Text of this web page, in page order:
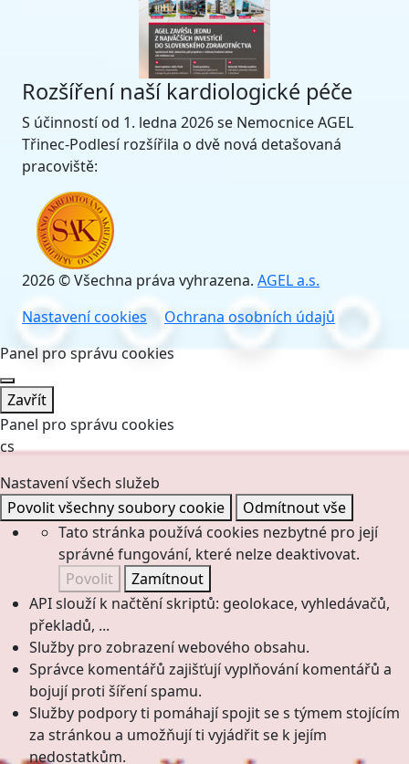
Rozšíření naší kardiologické péče
S účinností od 1. ledna 2026 se Nemocnice AGEL
Třinec-Podlesí rozšířila o dvě nová detašovaná
pracoviště:
2026 © Všechna práva vyhrazena. AGEL a.s.
Nastavení cookies
Ochrana osobních údajů
Panel pro správu cookies
Zavřít
Panel pro správu cookies
cs
Nastavení všech služeb
Povolit všechny soubory cookie
Odmítnout vše
Tato stránka používá cookies nezbytné pro její
správné fungování, které nelze deaktivovat.
Povolit
Zamítnout
API slouží k načtění skriptů: geolokace, vyhledávačů,
překladů, ...
Služby pro zobrazení webového obsahu.
Správce komentářů zajišťují vyplňování komentářů a
bojují proti šíření spamu.
Služby podpory ti pomáhají spojit se s týmem stojícím
za stránkou a umožňují ti vyjádřit se k jejím
nedostatkům.